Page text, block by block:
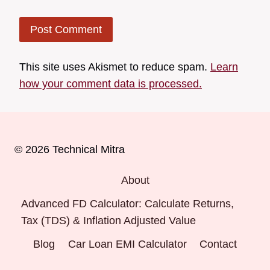
This site uses Akismet to reduce spam. Learn
how your comment data is processed.
© 2026 Technical Mitra
About
Advanced FD Calculator: Calculate Returns,
Tax (TDS) & Inflation Adjusted Value
Blog
Car Loan EMI Calculator Contact